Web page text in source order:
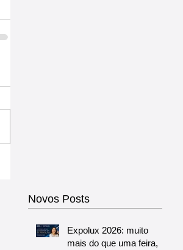
Novos Posts
Expolux 2026: muito
mais do que uma feira,